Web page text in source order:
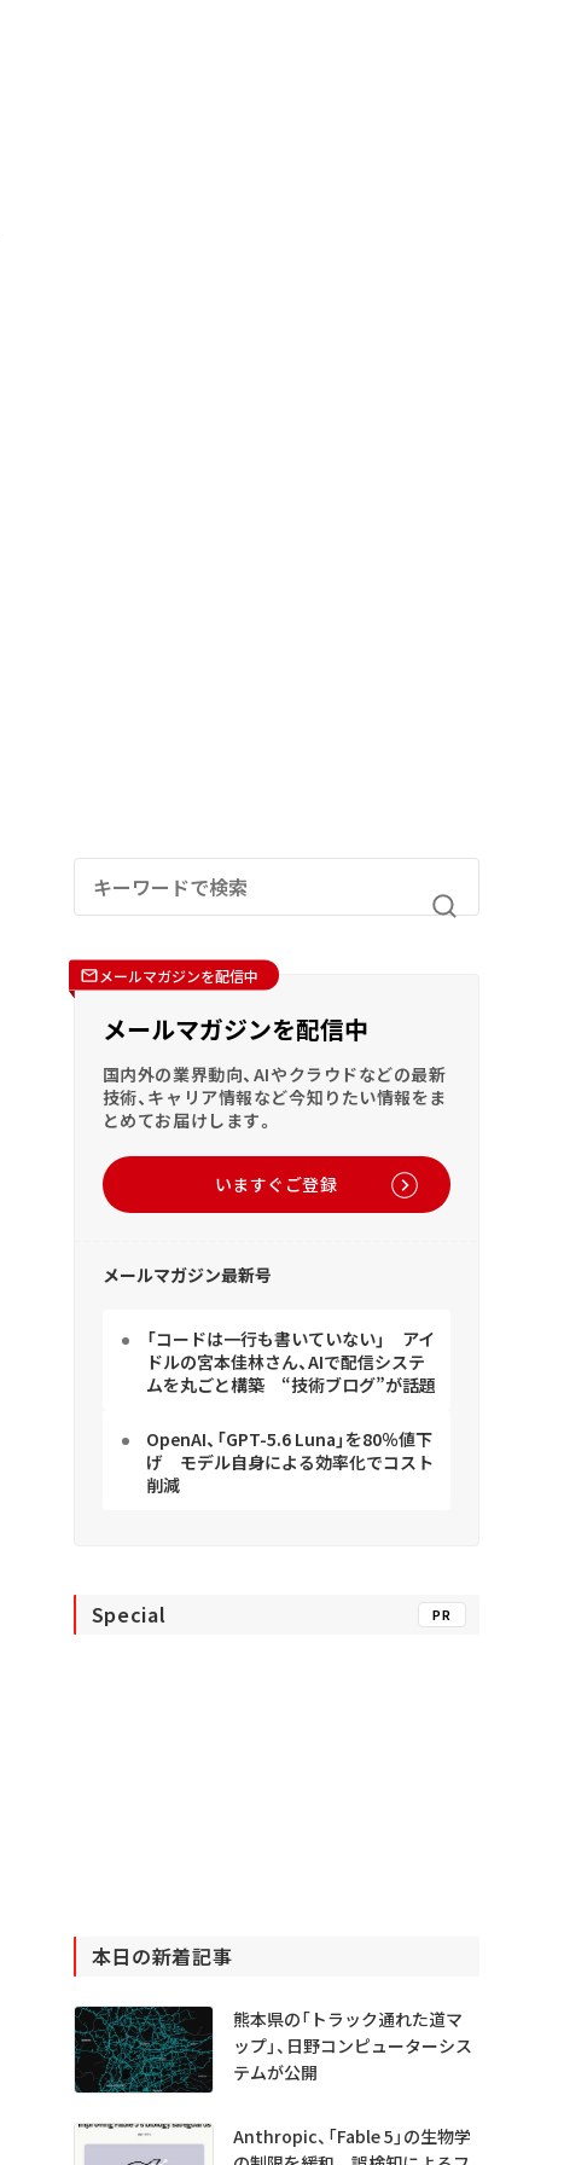
メールマガジンを配信中
メールマガジンを配信中
国内外の業界動向、AIやクラウドなどの最新
技術、キャリア情報など今知りたい情報をま
とめてお届けします。
いますぐご登録
メールマガジン最新号
「コードは一行も書いていない」 アイ
ドルの宮本佳林さん、AIで配信システ
ムを丸ごと構築 “技術ブログ”が話題
OpenAI、「GPT-5.6 Luna」を80％値下
げ モデル自身による効率化でコスト
削減
Special PR
本日の新着記事
熊本県の「トラック通れた道マ
ップ」、日野コンピューターシス
テムが公開
Anthropic、「Fable 5」の生物学